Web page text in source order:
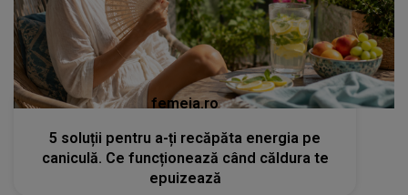
femeia.ro
5 soluții pentru a-ți recăpăta energia pe
caniculă. Ce funcționează când căldura te
epuizează